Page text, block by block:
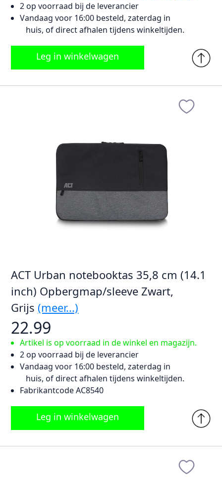
2 op voorraad bij de leverancier
Vandaag voor 16:00 besteld, zaterdag in
huis, of direct afhalen tijdens winkeltijden.
Leg in winkelwagen
ACT Urban notebooktas 35,8 cm (14.1
inch) Opbergmap/sleeve Zwart,
Grijs(meer...)
22.99
Artikel is op voorraad in de winkel en magazijn.
2 op voorraad bij de leverancier
Vandaag voor 16:00 besteld, zaterdag in
huis, of direct afhalen tijdens winkeltijden.
Fabrikantcode AC8540
Leg in winkelwagen